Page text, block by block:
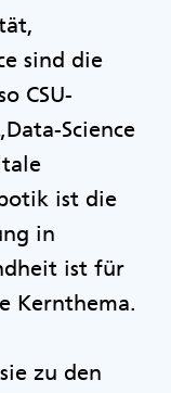
sind die
CSU-
Science
ist die
in
ist für
Kernthema.
zu den